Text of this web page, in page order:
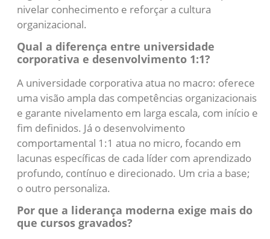
nivelar conhecimento e reforçar a cultura
organizacional.
Qual a diferença entre universidade
corporativa e desenvolvimento 1:1?
A universidade corporativa atua no macro: oferece
uma visão ampla das competências organizacionais
e garante nivelamento em larga escala, com início e
fim definidos. Já o desenvolvimento
comportamental 1:1 atua no micro, focando em
lacunas específicas de cada líder com aprendizado
profundo, contínuo e direcionado. Um cria a base;
o outro personaliza.
Por que a liderança moderna exige mais do
que cursos gravados?